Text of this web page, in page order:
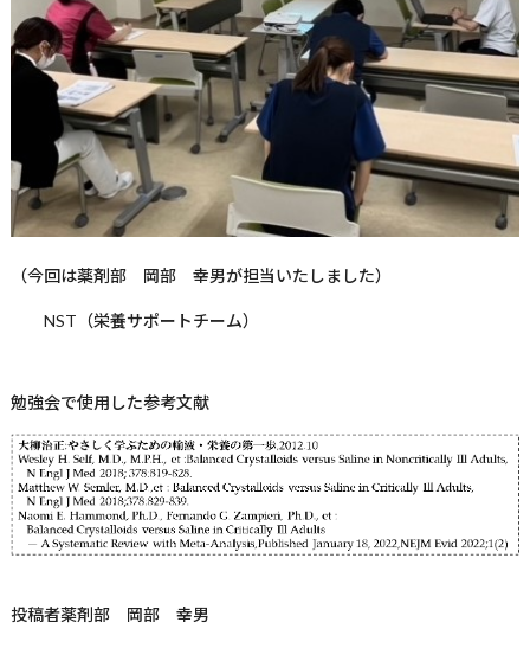
（今回は薬剤部 岡部 幸男が担当いたしました）
NST （栄養サポートチーム）
勉強会で使用した参考文献
投稿者薬剤部 岡部 幸男